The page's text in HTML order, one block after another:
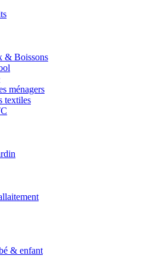
& Boissons
ménagers
textiles
& enfant